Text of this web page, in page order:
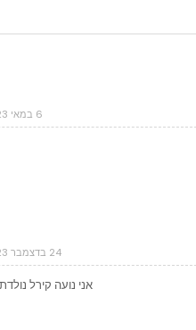
6 במאי 2023 בשעה 10:24
24 בדצמבר 2023 בשעה 16:42
אני נועה קירל נולדתי ב-10